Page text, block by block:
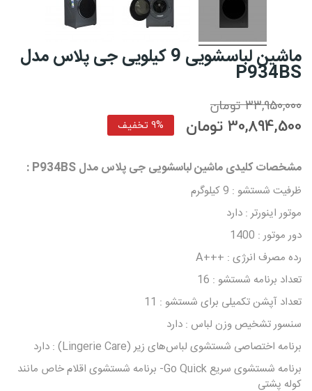
ماشین لباسشویی 9 کیلویی جی پلاس مدل
P934BS
33,950,000 تومان
30,894,500 تومان 9% تخفیف
مشخصات کلیدی ماشین لباسشویی جی پلاس مدل P934BS :
ظرفیت شستشو : 9 کیلوگرم
موتور اینورتر : دارد
دور موتور : 1400
رده مصرف انرژی : +++A
تعداد برنامه شستشو : 16
تعداد آپشن تکمیلی برای شستشو : 11
سنسور تشخیص وزن لباس : دارد
برنامه اختصاصی شستشوی لباس‌های زیر (Lingerie Care) : دارد
برنامه شستشوی سریع Go Quick- برنامه شستشوی اقلام خاص مانند
کوله پشتی